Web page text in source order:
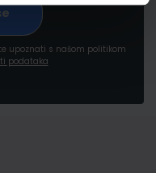
upoznati s našom politikom
podataka